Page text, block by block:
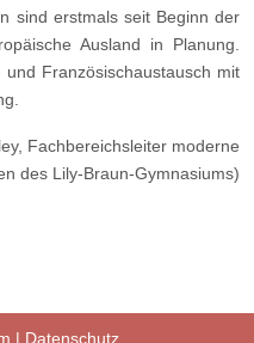
sind erstmals seit Beginn der
Ausland in Planung.
Französischaustausch mit
Fachbereichsleiter moderne
des Lily-Braun-Gymnasiums)
| Datenschutz